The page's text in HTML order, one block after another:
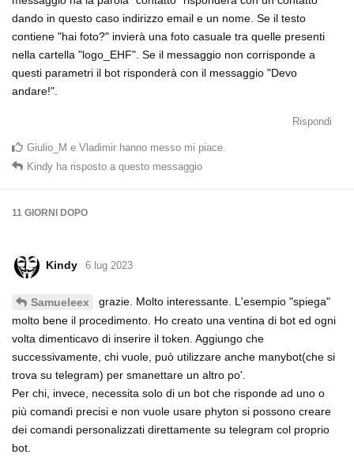
dando in questo caso indirizzo email e un nome. Se il testo
contiene "hai foto?" invierà una foto casuale tra quelle presenti
nella cartella "logo_EHF". Se il messaggio non corrisponde a
questi parametri il bot risponderà con il messaggio "Devo
andare!".
Rispondi
Giulio_M e Vladimir hanno messo mi piace
Kindy ha risposto a questo messaggio
11 GIORNI DOPO
Kindy 6 lug 2023
Samueleex
grazie. Molto interessante. L'esempio "spiega"
molto bene il procedimento. Ho creato una ventina di bot ed ogni
volta dimenticavo di inserire il token. Aggiungo che
successivamente, chi vuole, può utilizzare anche manybot(che si
trova su telegram) per smanettare un altro po'.
Per chi, invece, necessita solo di un bot che risponde ad uno o
più comandi precisi e non vuole usare phyton si possono creare
dei comandi personalizzati direttamente su telegram col proprio
bot.